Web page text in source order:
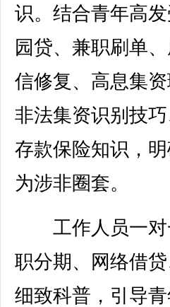
识。结合青年高
园贷、兼职刷单
信修复、高息集
非法集资识别技
存款保险知识，
为涉非圈套。
工作人员一对
职分期、网络借
细致科普，引导